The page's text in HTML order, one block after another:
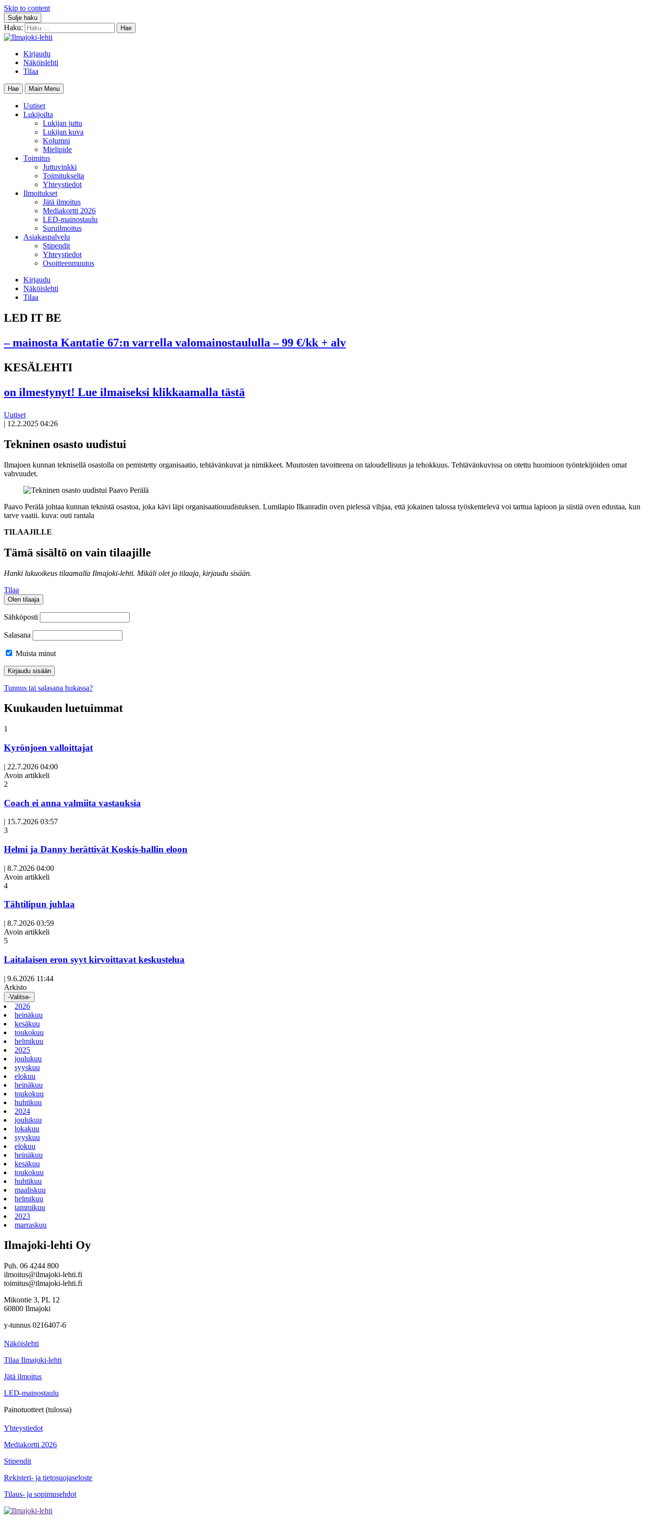
Skip to content
Sulje haku
Haku:
Kirjaudu
Näköislehti
Tilaa
Hae Main Menu
Uutiset
Lukijoilta
Lukijan juttu
Lukijan kuva
Kolumni
Mielipide
Toimitus
Juttuvinkki
Toimitukselta
Yhteystiedot
Ilmoitukset
Jätä ilmoitus
Mediakortti 2026
LED-mainostaulu
Suruilmoitus
Asiakaspalvelu
Stipendit
Yhteystiedot
Osoitteenmuutos
Kirjaudu
Näköislehti
Tilaa
LED IT BE
– mainosta Kantatie 67:n varrella valomainostaululla – 99 €/kk + alv
KESÄLEHTI
on ilmestynyt! Lue ilmaiseksi klikkaamalla tästä
Uutiset
| 12.2.2025 04:26
Tekninen osasto uudistui
Ilmajoen kunnan teknisellä osastolla on pemistetty organisaatio, tehtävänkuvat ja nimikkeet. Muutosten tavoitteena on taloudellisuus ja tehokkuus. Tehtävänkuvissa on otettu huomioon työntekijöiden omat
vahvuudet.
Paavo Perälä johtaa kunnan teknistä osastoa, joka kävi läpi organisaatiouudistuksen. Lumilapio Ilkanradin oven pielessä vihjaa, että jokainen talossa työskentelevä voi tarttua lapioon ja siistiä oven edustaa, kun
tarve vaatii. kuva: outi rantala
TILAAJILLE
Tämä sisältö on vain tilaajille
Hanki lukuoikeus tilaamalla Ilmajoki-lehti. Mikäli olet jo tilaaja, kirjaudu sisään.
Tilaa
Olen tilaaja
Sähköposti
Salasana
Muista minut
Tunnus tai salasana hukassa?
Kuukauden luetuimmat
1
Kyrönjoen valloittajat
| 22.7.2026 04:00
Avoin artikkeli
2
Coach ei anna valmiita vastauksia
| 15.7.2026 03:57
3
Helmi ja Danny herättivät Koskis-hallin eloon
| 8.7.2026 04:00
Avoin artikkeli
4
Tähtilipun juhlaa
| 8.7.2026 03:59
Avoin artikkeli
5
Laitalaisen eron syyt kirvoittavat keskustelua
| 9.6.2026 11:44
Arkisto
-Valitse-
2026
heinäkuu
kesäkuu
toukokuu
helmikuu
2025
joulukuu
syyskuu
elokuu
heinäkuu
toukokuu
huhtikuu
2024
joulukuu
lokakuu
syyskuu
elokuu
heinäkuu
kesäkuu
toukokuu
huhtikuu
maaliskuu
helmikuu
tammikuu
2023
marraskuu
Ilmajoki-lehti Oy
Puh. 06 4244 800
ilmoitus@ilmajoki-lehti.fi
toimitus@ilmajoki-lehti.fi
Mikontie 3, PL 12
60800 Ilmajoki
y-tunnus 0216407-6
Näköislehti
Tilaa Ilmajoki-lehti
Jätä ilmoitus
LED-mainostaulu
Painotuotteet (tulossa)
Yhteystiedot
Mediakortti 2026
Stipendit
Rekisteri- ja tietosuojaseloste
Tilaus- ja sopimusehdot